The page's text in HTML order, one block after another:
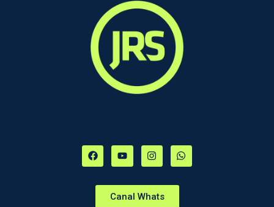
Canal Whats